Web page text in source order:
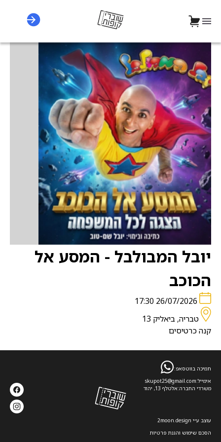
יובל המבולבל - המסע אל
הכוכב
26/07/2026 17:30
טבריה, ביאליק 13
קנה כרטיסים
תמיכה בווטסאפ:
skupot25@gmail.comאימייל:
אלטלף 13, יהודמשרדי החברה:
עוצב ע׳׳י 2moon.design
הסכם שימוש והגנת פרטיות